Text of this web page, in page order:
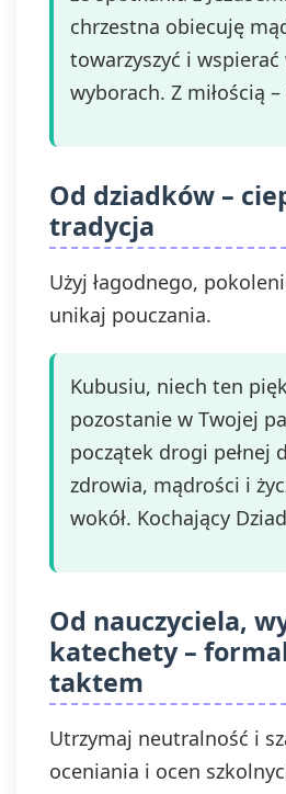
chrzestna obiecuję
towarzyszyć i
wyborach. Z miłością
Od dziadków –
tradycja
Użyj łagodnego,
unikaj pouczania.
Kubusiu, niech ten
pozostanie w Twojej
początek drogi pełnej
zdrowia, mądrości i
wokół. Kochający
Od nauczyciela,
katechety –
taktem
Utrzymaj neutralność i
oceniania i ocen